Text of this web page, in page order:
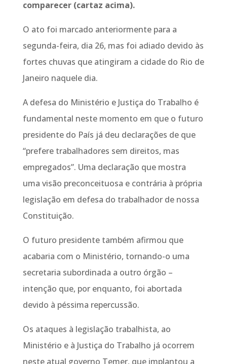
comparecer (cartaz acima).
O ato foi marcado anteriormente para a
segunda-feira, dia 26, mas foi adiado devido às
fortes chuvas que atingiram a cidade do Rio de
Janeiro naquele dia.
A defesa do Ministério e Justiça do Trabalho é
fundamental neste momento em que o futuro
presidente do País já deu declarações de que
“prefere trabalhadores sem direitos, mas
empregados”. Uma declaração que mostra
uma visão preconceituosa e contrária à própria
legislação em defesa do trabalhador de nossa
Constituição.
O futuro presidente também afirmou que
acabaria com o Ministério, tornando-o uma
secretaria subordinada a outro órgão –
intenção que, por enquanto, foi abortada
devido à péssima repercussão.
Os ataques à legislação trabalhista, ao
Ministério e à Justiça do Trabalho já ocorrem
neste atual governo Temer, que implantou a